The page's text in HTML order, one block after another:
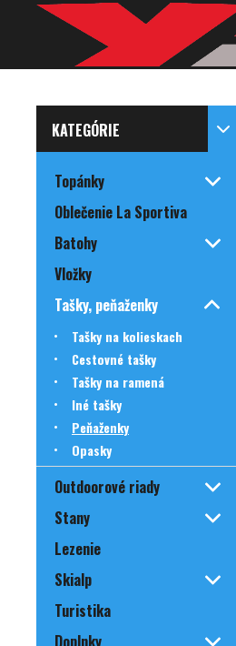
KATEGÓRIE
Topánky
Oblečenie La Sportiva
Batohy
Vložky
Tašky, peňaženky
Tašky na kolieskach
Cestovné tašky
Tašky na ramená
Iné tašky
Peňaženky
Opasky
Outdoorové riady
Stany
Lezenie
Skialp
Turistika
Doplnky